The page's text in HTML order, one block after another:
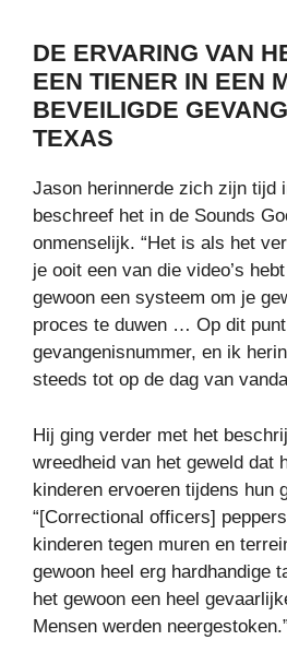
DE ERVARING VAN
EEN TIENER IN EEN
BEVEILIGDE
TEXAS
Jason herinnerde zich zijn tijd
beschreef het in de Sounds
onmenselijk. “Het is als het
je ooit een van die video’s
gewoon een systeem om je
proces te duwen … Op dit
gevangenisnummer, en ik
steeds tot op de dag van
Hij ging verder met het
wreedheid van het geweld dat
kinderen ervoeren tijdens hun
“[Correctional officers]
kinderen tegen muren en
gewoon heel erg hardhandige
het gewoon een heel
Mensen werden neergestoken.”